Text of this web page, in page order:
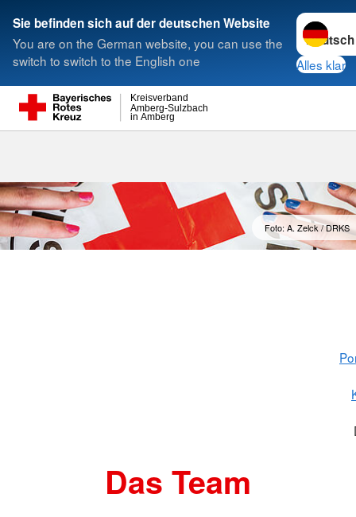
Sie befinden sich auf der deutschen Website
You are on the German website, you can use the
switch to switch to the English one
Sprache
Alles klar
in Amberg
Amberg-Sulzbach
Kreisverband
Suche
Foto: A. Zelck / DRKS
Das Team